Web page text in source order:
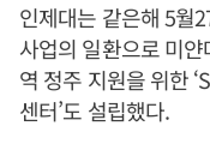
인제대는 같은해 5월
사업의 일환으로 미
역 정주 지원을 위한
센터’도 설립했다.